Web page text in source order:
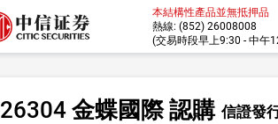
本結構性產品並無抵押品
熱線: (852) 26008008
(交易時段早上9:30 - 中午
26304 金蝶國際 認購 信證發